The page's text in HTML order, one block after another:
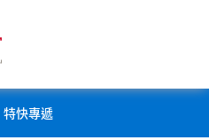
特快專遞